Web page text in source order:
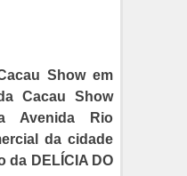
Show em
Cacau Show
Avenida Rio
da cidade
da DELÍCIA DO